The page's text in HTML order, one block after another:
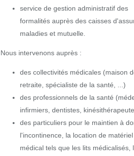
service de gestion administratif des
formalités auprès des caisses
maladies et mutuelle.
Nous intervenons auprès :
des collectivités médicales (maison
retraite, spécialiste de la santé, ...)
des professionnels de la santé
infirmiers, dentistes,
des particuliers pour le maintien à
l'incontinence, la location de matériel
médical tels que les lits médicalisés,